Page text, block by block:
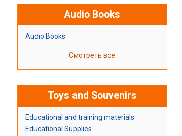
Audio Books
Audio Books
Смотреть все
Toys and Souvenirs
Educational and training materials
Educational Supplies